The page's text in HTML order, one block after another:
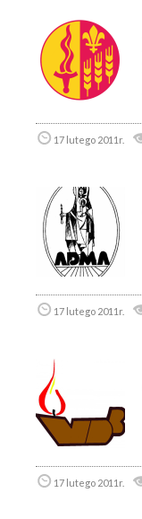
17 lutego 2011r.
17 lutego 2011r.
17 lutego 2011r.